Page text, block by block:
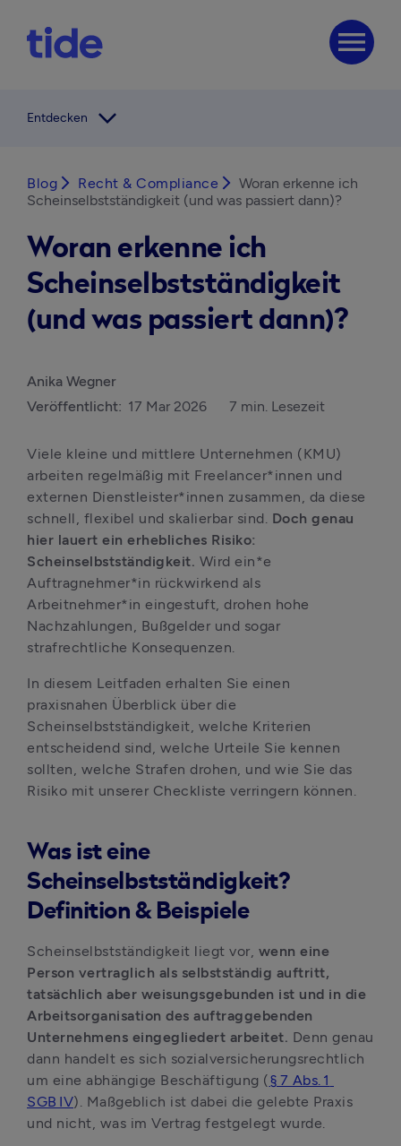
menu
Entdecken arrow_forward_ios
Blog arrow_forward_ios Recht & Compliance arrow_forward_ios Woran erkenne ich
Scheinselbstständigkeit (und was passiert dann)?
Woran erkenne ich
Scheinselbstständigkeit
(und was passiert dann)?
Anika Wegner
Veröffentlicht: 17 Mar 2026 7 min. Lesezeit
Viele kleine und mittlere Unternehmen (KMU)
arbeiten regelmäßig mit Freelancer*innen und
externen Dienstleister*innen zusammen, da diese
schnell, flexibel und skalierbar sind. Doch genau
hier lauert ein erhebliches Risiko:
Scheinselbstständigkeit. Wird ein*e
Auftragnehmer*in rückwirkend als
Arbeitnehmer*in eingestuft, drohen hohe
Nachzahlungen, Bußgelder und sogar
strafrechtliche Konsequenzen.
In diesem Leitfaden erhalten Sie einen
praxisnahen Überblick über die
Scheinselbstständigkeit, welche Kriterien
entscheidend sind, welche Urteile Sie kennen
sollten, welche Strafen drohen, und wie Sie das
Risiko mit unserer Checkliste verringern können.
Was ist eine
Scheinselbstständigkeit?
Definition & Beispiele
Scheinselbstständigkeit liegt vor, wenn eine
Person vertraglich als selbstständig auftritt,
tatsächlich aber weisungsgebunden ist und in die
Arbeitsorganisation des auftraggebenden
Unternehmens eingegliedert arbeitet. Denn genau
dann handelt es sich sozialversicherungsrechtlich
um eine abhängige Beschäftigung (§ 7 Abs. 1
SGB IV). Maßgeblich ist dabei die gelebte Praxis
und nicht, was im Vertrag festgelegt wurde.